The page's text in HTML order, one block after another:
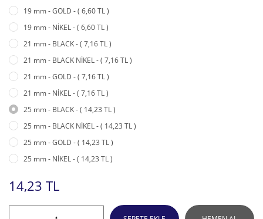
19 mm - GOLD - ( 6,60 TL )
19 mm - NİKEL - ( 6,60 TL )
21 mm - BLACK - ( 7,16 TL )
21 mm - BLACK NİKEL - ( 7,16 TL )
21 mm - GOLD - ( 7,16 TL )
21 mm - NİKEL - ( 7,16 TL )
25 mm - BLACK - ( 14,23 TL )
25 mm - BLACK NİKEL - ( 14,23 TL )
25 mm - GOLD - ( 14,23 TL )
25 mm - NİKEL - ( 14,23 TL )
14,23 TL